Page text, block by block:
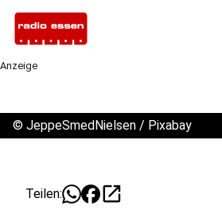
Anzeige
© JeppeSmedNielsen / Pixabay
Teilen: open_in_new